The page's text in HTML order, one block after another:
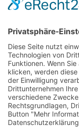
Routenplaner